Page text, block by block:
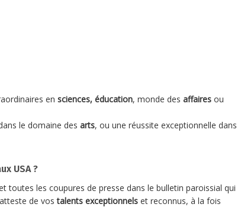
en sciences, éducation, monde des affaires ou
le domaine des arts, ou une réussite exceptionnelle dans
USA ?
toutes les coupures de presse dans le bulletin paroissial qui
de vostalents exceptionnels et reconnus, à la fois